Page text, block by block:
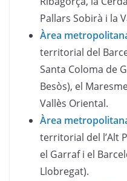
Pallars Sobirà i la
Àrea
territorial del
Santa Coloma de
Besòs), el
Vallès Oriental.
Àrea
territorial del l’Alt
el Garraf i el
Llobregat).